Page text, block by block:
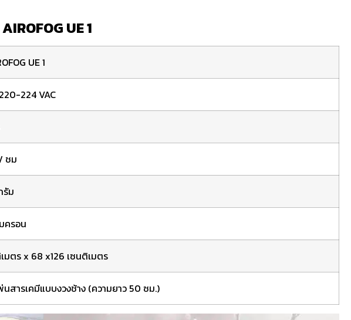
UE 1
UE 1
224 VAC
ชม
รัม
ครอน
มตร x 68 x126 เซนติเมตร
สารเคมีแบบงวงช้าง (ความยาว 50 ซม.)